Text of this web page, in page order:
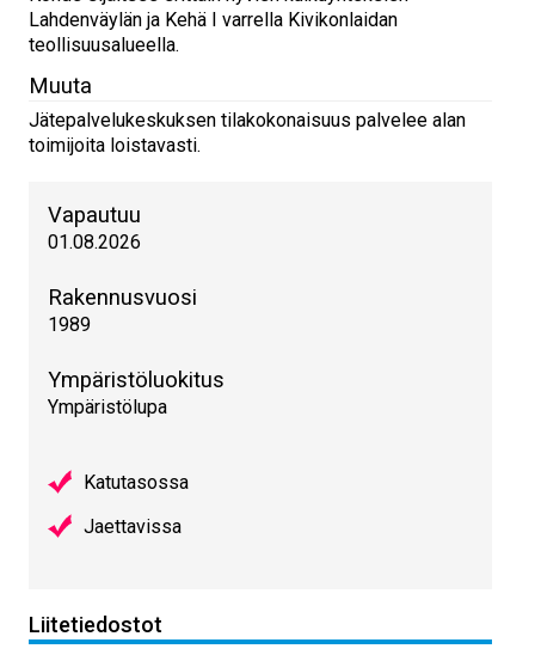
Lahdenväylän ja Kehä I varrella Kivikonlaidan
teollisuusalueella.
Muuta
Jätepalvelukeskuksen tilakokonaisuus palvelee alan
toimijoita loistavasti.
Vapautuu
01.08.2026
Rakennusvuosi
1989
Ympäristöluokitus
Ympäristölupa
Katutasossa
Jaettavissa
Liitetiedostot